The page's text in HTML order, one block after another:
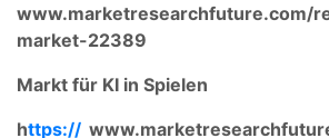
www.marketresearchfuture.com/
market-22389
Markt für KI in Spielen
https://